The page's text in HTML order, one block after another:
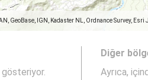
GeoBase, IGN, Kadaster NL, Ordnance Survey,
gösteriyor.
Diğer
Ayrıca,